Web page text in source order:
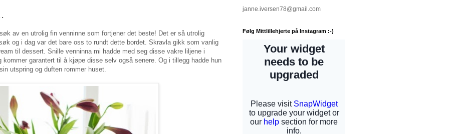
av en utrolig fin venninne som fortjener det beste! Det er så utrolig
og i dag var det bare oss to rundt dette bordet. Skravla gikk som vanlig
til dessert. Snille venninna mi hadde med seg disse vakre liljene i
kommer garantert til å kjøpe disse selv også senere. Og i tillegg hadde hun
utspring og duften rommer huset.
janne.iversen78@gmail.com
Følg Mittlillehjerte på Instagram :-)